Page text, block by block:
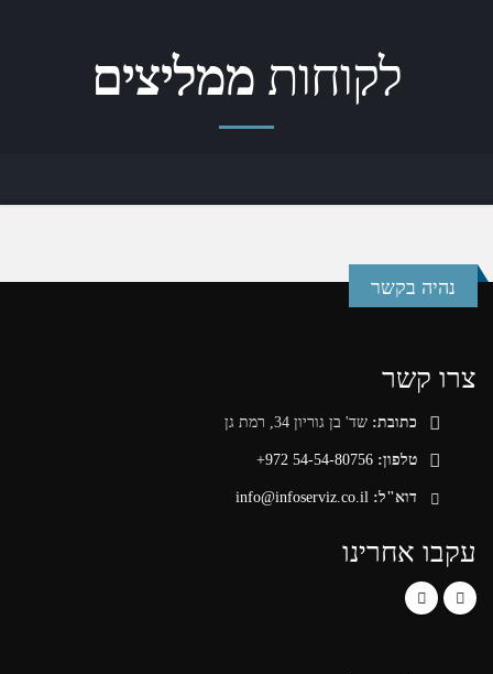
לקוחות ממליצים
נהיה בקשר
צרו קשר
כתובת: שד' בן גוריון 34, רמת גן
טלפון: +972 54-54-80756
דוא"ל: info@infoserviz.co.il
עקבו אחרינו